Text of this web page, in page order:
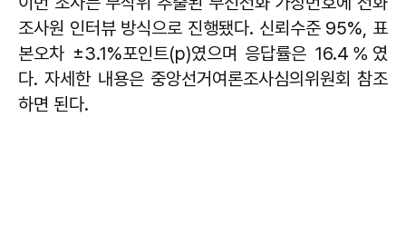
조사원 인터뷰 방식으로 진행됐다. 신뢰수준 95%, 표
본오차 ±3.1%포인트(p)였으며 응답률은 16.4％였
다. 자세한 내용은 중앙선거여론조사심의위원회 참조
하면 된다.